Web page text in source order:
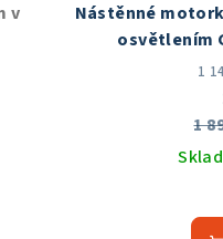
v
Nástěnné
osvětlením
1
1